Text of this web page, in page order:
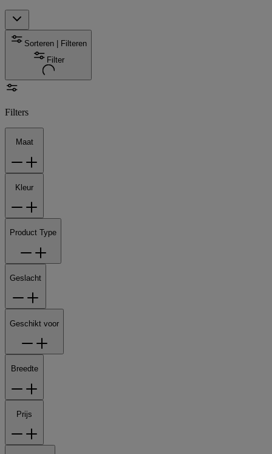
Sorteren | Filteren
Filter
Filters
Maat
Kleur
Product Type
Geslacht
Geschikt voor
Breedte
Prijs